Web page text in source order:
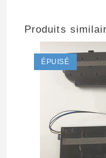
Produits
ÉPUISÉ